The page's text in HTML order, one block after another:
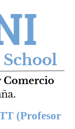
(Profesor